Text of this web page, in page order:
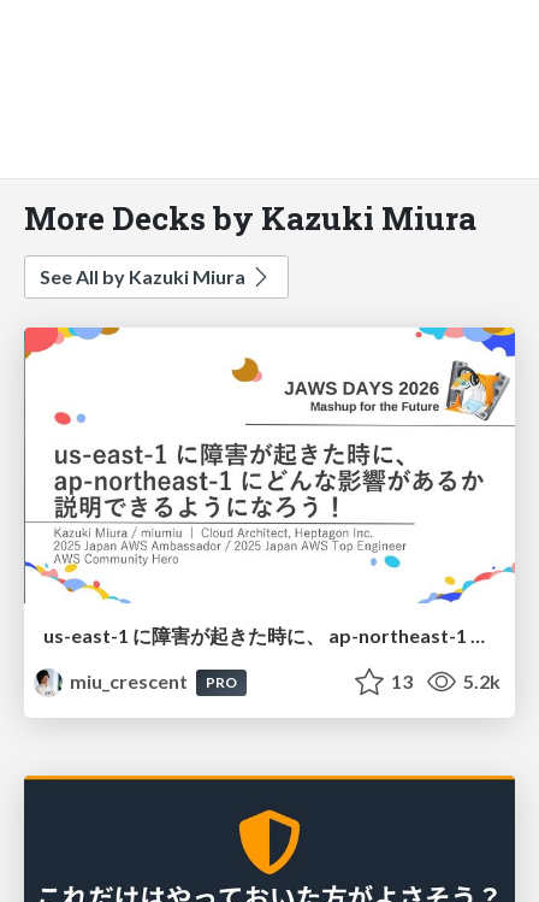
More Decks by Kazuki Miura
See All by Kazuki Miura
us-east-1 に障害が起きた時に、 ap-northeast-1 にどんな影響があるか 説明できるようになろう！
miu_crescent
PRO 13 5.2k